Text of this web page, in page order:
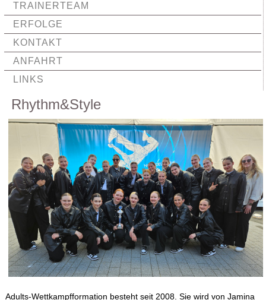
TRAINERTEAM
ERFOLGE
KONTAKT
ANFAHRT
LINKS
Rhythm&Style
Adults-Wettkampfformation besteht seit 2008. Sie wird von Jamina